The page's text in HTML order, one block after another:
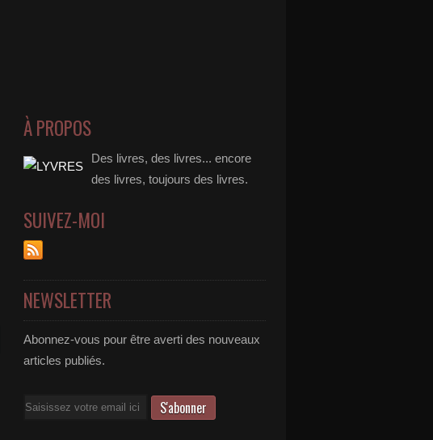
À PROPOS
Des livres, des livres... encore
des livres, toujours des livres.
SUIVEZ-MOI
NEWSLETTER
Abonnez-vous pour être averti des nouveaux
articles publiés.
Email